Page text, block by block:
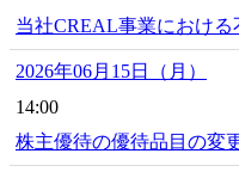
当社CREAL事業におけ
2026年06月15日（月）
14:00
株主優待の優待品目の変